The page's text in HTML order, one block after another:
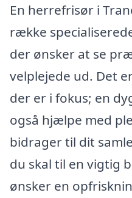
En herrefrisør i
række
der ønsker at se
velplejede ud. Det
der er i fokus; en
også hjælpe med
bidrager til dit
du skal til en vigtig
ønsker en